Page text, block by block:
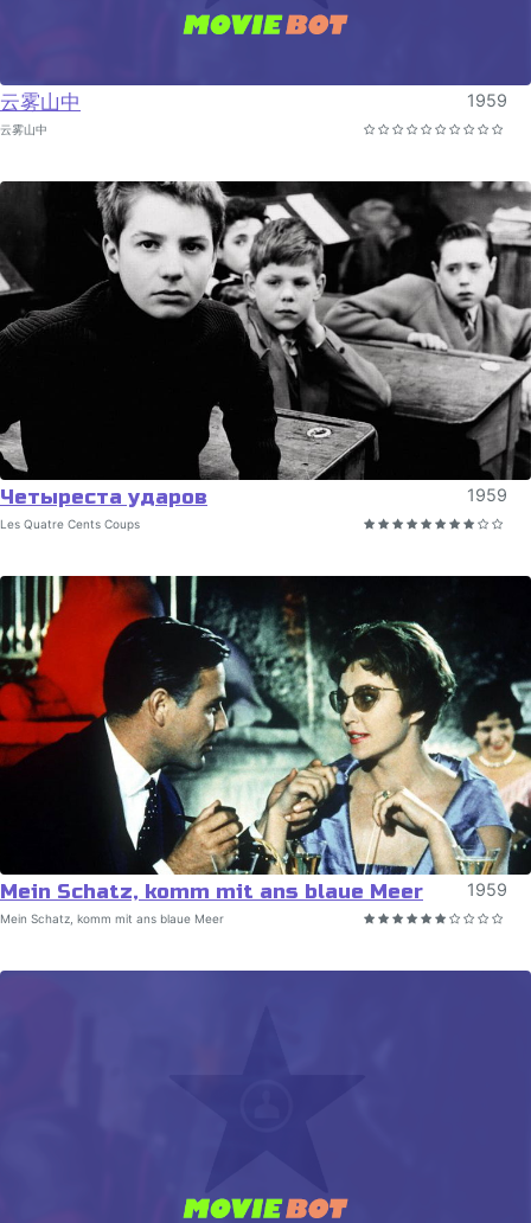
云雾山中 1959
云雾山中
Четыреста ударов 1959
Les Quatre Cents Coups
Mein Schatz, komm mit ans blaue Meer 1959
Mein Schatz, komm mit ans blaue Meer